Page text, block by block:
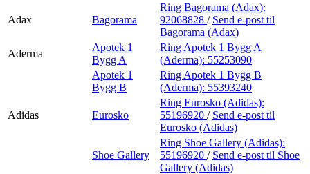
Adax Bagorama
Ring Bagorama (Adax):
92068828 / Send e-post til
Bagorama (Adax)
Aderma
Apotek 1
Bygg A
Ring Apotek 1 Bygg A
(Aderma): 55253090
Apotek 1
Bygg B
Ring Apotek 1 Bygg B
(Aderma): 55393240
Adidas Eurosko
Ring Eurosko (Adidas):
55196920 / Send e-post til
Eurosko (Adidas)
Shoe Gallery
Ring Shoe Gallery (Adidas):
55196920 / Send e-post til Shoe
Gallery (Adidas)